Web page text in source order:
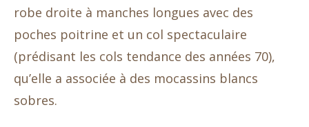
robe droite à manches longues avec des
poches poitrine et un col spectaculaire
(prédisant les cols tendance des années 70),
qu’elle a associée à des mocassins blancs
sobres.